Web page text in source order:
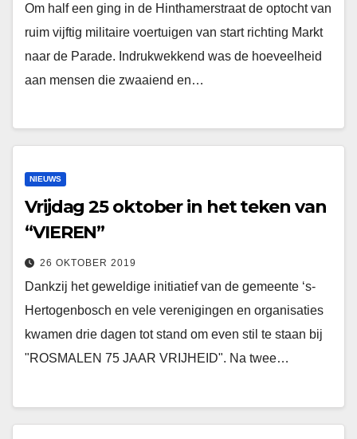
Om half een ging in de Hinthamerstraat de optocht van
ruim vijftig militaire voertuigen van start richting Markt
naar de Parade. Indrukwekkend was de hoeveelheid
aan mensen die zwaaiend en…
NIEUWS
Vrijdag 25 oktober in het teken van
“VIEREN”
26 OKTOBER 2019
Dankzij het geweldige initiatief van de gemeente ‘s-
Hertogenbosch en vele verenigingen en organisaties
kwamen drie dagen tot stand om even stil te staan bij
"ROSMALEN 75 JAAR VRIJHEID". Na twee…